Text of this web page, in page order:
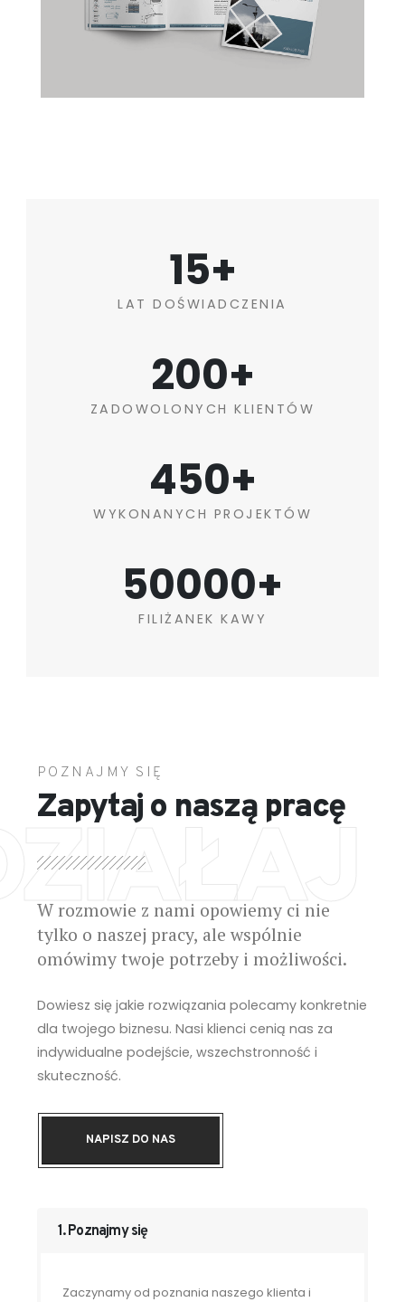
15+
LAT DOŚWIADCZENIA
200+
ZADOWOLONYCH KLIENTÓW
450+
WYKONANYCH PROJEKTÓW
50000+
FILIŻANEK KAWY
POZNAJMY SIĘ
Zapytaj o naszą pracę
W rozmowie z nami opowiemy ci nie
tylko o naszej pracy, ale wspólnie
omówimy twoje potrzeby i możliwości.
Dowiesz się jakie rozwiązania polecamy konkretnie
dla twojego biznesu. Nasi klienci cenią nas za
indywidualne podejście, wszechstronność i
skuteczność.
NAPISZ DO NAS
1. Poznajmy się
Zaczynamy od poznania naszego klienta i